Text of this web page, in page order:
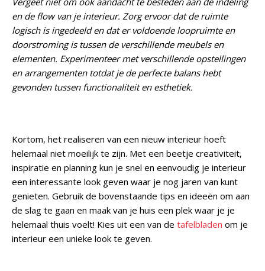
en de flow van je interieur. Zorg ervoor dat de ruimte
logisch is ingedeeld en dat er voldoende loopruimte en
doorstroming is tussen de verschillende meubels en
elementen. Experimenteer met verschillende opstellingen
en arrangementen totdat je de perfecte balans hebt
gevonden tussen functionaliteit en esthetiek.
Kortom, het realiseren van een nieuw interieur hoeft
helemaal niet moeilijk te zijn. Met een beetje creativiteit,
inspiratie en planning kun je snel en eenvoudig je interieur
een interessante look geven waar je nog jaren van kunt
genieten. Gebruik de bovenstaande tips en ideeën om aan
de slag te gaan en maak van je huis een plek waar je je
helemaal thuis voelt! Kies uit een van de tafelbladen om je
interieur een unieke look te geven.